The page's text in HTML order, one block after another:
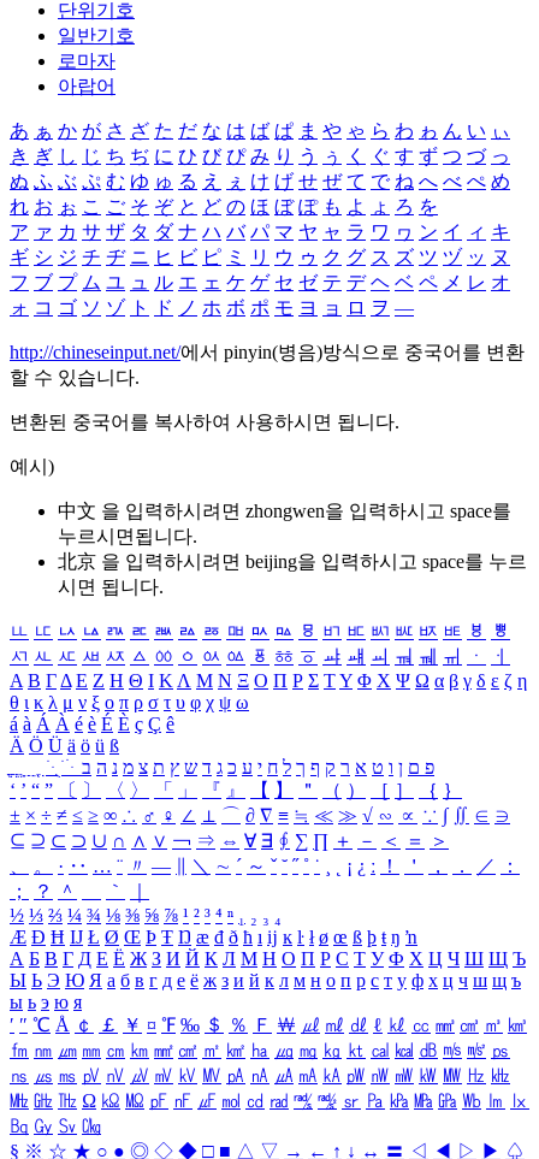
단위기호
일반기호
로마자
아랍어
あ ぁ か が さ ざ た だ な は ば ぱ ま や ゃ ら わ ゎ ん い ぃ
き ぎ し じ ち ぢ に ひ び ぴ み り う ぅ く ぐ す ず つ づ っ
ぬ ふ ぶ ぷ む ゆ ゅ る え ぇ け げ せ ぜ て で ね へ べ ぺ め
れ お ぉ こ ご そ ぞ と ど の ほ ぼ ぽ も よ ょ ろ を
ア ァ カ サ ザ タ ダ ナ ハ バ パ マ ヤ ャ ラ ワ ヮ ン イ ィ キ
ギ シ ジ チ ヂ ニ ヒ ビ ピ ミ リ ウ ゥ ク グ ス ズ ツ ヅ ッ ヌ
フ ブ プ ム ユ ュ ル エ ェ ケ ゲ セ ゼ テ デ ヘ ベ ペ メ レ オ
ォ コ ゴ ソ ゾ ト ド ノ ホ ボ ポ モ ヨ ョ ロ ヲ ―
http://chineseinput.net/에서 pinyin(병음)방식으로 중국어를 변환
할 수 있습니다.
변환된 중국어를 복사하여 사용하시면 됩니다.
예시)
中文 을 입력하시려면 zhongwen을 입력하시고 space를
누르시면됩니다.
北京 을 입력하시려면 beijing을 입력하시고 space를 누르
시면 됩니다.
ㅥ ㅦ ㅧ ㅨ ㅩ ㅪ ㅫ ㅬ ㅭ ㅮ ㅯ ㅰ ㅱ ㅲ ㅳ ㅴ ㅵ ㅶ ㅷ ㅸ
ㅹ
ㅺ ㅻ ㅼ ㅽ ㅾ ㅿ ㆀ ㆁ ㆂ ㆃ ㆄ ㆅ ㆆ ㆇ ㆈ ㆉ ㆊ ㆋ ㆌ ㆍ
ㆎ
Α Β ΓΔ Ε Ζ Η Θ Ι ΚΛ Μ Ν Ξ Ο Π Ρ Σ ΤΥ Φ Χ Ψ Ω α β γ δ ε ζ η
θ ι κ λ μ ν ξ ο π ρ σ τ υ φ χ ψ ω
á à Á À é è É È ç Ç ê
Ä Ö Ü ä ö ü ß
ִֶֹ ֻּ ׁׂ פ ם ן ו ט א ר ק ף ך ל ח י ע כ ג ד ש ץ ת צ מ נ ה ב
‘ ’ “ ” 〔 〕 〈 〉 「 」 『 』 【 】 ＂ （ ） ［ ］ ｛ ｝
± × ÷ ≠ ≤ ≥ ∞ ∴ ♂ ♀ ∠ ⊥ ⌒ ∂ ∇ ≡ ≒ ≪ ≫ √ ∽ ∝ ∵ ∫ ∬ ∈ ∋
⊆ ⊇ ⊂ ⊃ ∪ ∩ ∧ ∨ ￢ ⇒ ⇔ ∀ ∃ ∮ ∑ ∏ ＋ － ＜ ＝
＞
、
。 · ‥ … ¨ 〃 ― ＼ ∼ ´ ～ ˇ ˘ ˝ ˚ ˙ ¸ ¡ ¿ ː ！ ＇ ， ． ／
：
；
？ ＾ ｀
½ ⅓ ⅔ ¼ ¾ ⅛ ⅜ ⅝ ⅞ ¹ ² ³ ⁴ ⁿ ₁ ₂ ₃ ₄
Æ Ð Ħ Ĳ Ł Ø Œ Þ Ŧ Ŋ æ đ ð ħ ı ĳ ĸ ŀ ł ø œ ß þ ŧ ŋ ŉ
А Б В Г Д Е Ё Ж З И Й К Л М Н О П Р С Т У Ф Х Ц Ч Ш Щ Ъ
Ы Ь Э Ю Я а б в г д е ё ж з и й к л м н о п р с т у ф х ц ч ш щ ъ
ы ь э ю я
′ ″ ℃ Å ￠ ￡ ￥ ¤ ℉ ‰ ＄ ％ Ｆ ￦ ㎕ ㎖ ㎗ ℓ ㎘ ㏄ ㎣ ㎤ ㎥ ㎦
㎙ ㎚ ㎛ ㎜ ㎝ ㎞ ㎟ ㎠ ㎡ ㎢ ㏊ ㎍ ㎎ ㎏ ㏏ ㎈ ㎉ ㏈ ㎧ ㎨ ㎰
㎱ ㎲ ㎳ ㎴ ㎵ ㎶ ㎷ ㎸ ㎹ ㎀ ㎁ ㎂ ㎃ ㎄ ㎺ ㎻ ㎽ ㎾ ㎿ ㎐ ㎑
㎒ ㎓ ㎔ Ω ㏀ ㏁ ㎊ ㎋ ㎌ ㏖ ㏅ ㎭ ㎮ ㎯ ㏛ ㎩ ㎪ ㎫ ㎬ ㏝ ㏐
㏓
㏃ ㏉ ㏜ ㏆
§ ※ ☆ ★ ○ ● ◎ ◇ ◆ □ ■ △ ▽ → ← ↑ ↓ ↔ 〓 ◁ ◀ ▷ ▶ ♤